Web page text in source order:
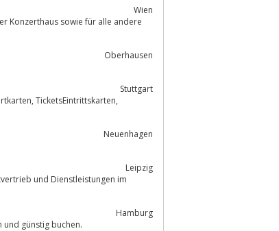
Wien
Konzerthaus sowie für alle andere
Oberhausen
Stuttgart
Neuenhagen
Leipzig
Hamburg
und günstig buchen.